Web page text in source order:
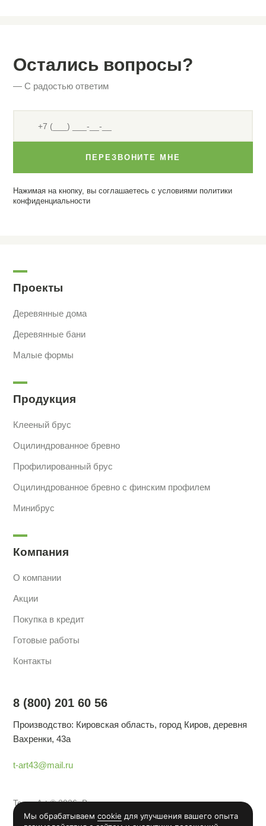
Остались вопросы?
— С радостью ответим
ПЕРЕЗВОНИТЕ МНЕ
Нажимая на кнопку, вы соглашаетесь с условиями политики
конфиденциальности
8 (800) 201 60 56
Производство: Кировская область, город Киров, деревня
Вахренки, 43а
t-art43@mail.ru
TeremArt © 2026. Все права защищены
Политика конфиденциальности
Проекты
Деревянные дома
Деревянные бани
Малые формы
Продукция
Клееный брус
Оцилиндрованное бревно
Профилированный брус
Оцилиндрованное бревно с финским профилем
Минибрус
Компания
О компании
Акции
Покупка в кредит
Готовые работы
Контакты